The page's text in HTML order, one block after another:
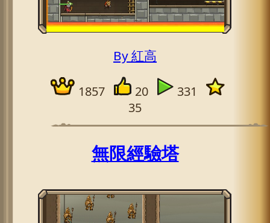
By 紅高
1857 20
331
35
無限經驗塔